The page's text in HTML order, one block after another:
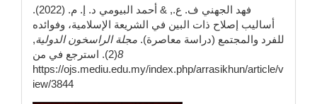
فهد الجهني ف. ع., & أحمد البيومي د. إ. م. (2022).
أساليب إصلاح ذات البين في الشريعة الإسلامية، وفوائده
للفرد والمجتمع (دراسة معاصرة). مجلة الراسخون الدولية,
8
(2). استرجع في من
https://ojs.mediu.edu.my/index.php/arrasikhun/article/v
iew/3844